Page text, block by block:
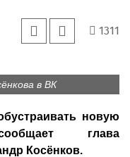
1311
в ВК
новую
глава
Косёнков.